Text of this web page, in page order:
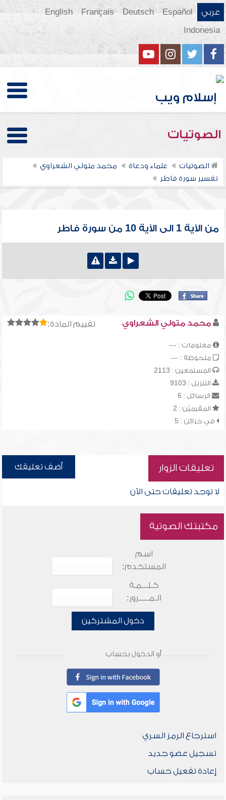
عربي Español
Deutsch
Français
English
Indonesia
الصوتيات
الصوتيات علماء ودعاة
محمد متولي الشعراوي
تفسير سورة فاطر
من الآية 1 الى الآية 10 من سورة فاطر
تقييم المادة: محمد متولي الشعراوي
معلومات : ---
ملحوظة : ---
المستمعين : 2113
التنزيل : 9103
الرسائل : 6
المقيميّن : 2
في خزائن : 5
تعليقات الزوار أضف تعليقك
لا توجد تعليقات حتى الآن
مكتبتك الصوتية
اسم
المستخدم:
كـلـــمـة
الـمـــــرور:
دخول المشتركين
أو الدخول بحساب
استرجاع الرمز السري
تسجيل عضو جديد
إعادة تفعيل حساب